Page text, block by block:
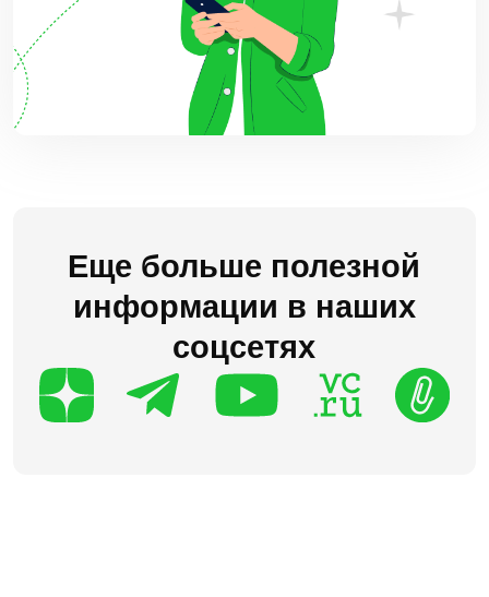
8 (495) 136-24-50
2026 © Все права защищены
Пользовательское соглашение
Политика в отношении обработки персональных
данных
Согласие на получение рекламных материалов